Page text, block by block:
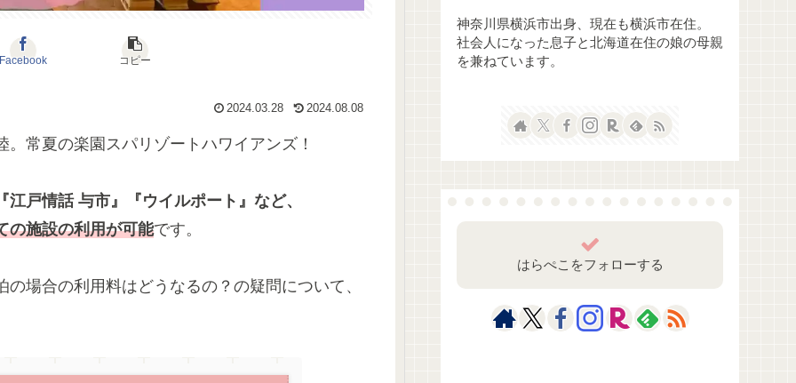
Facebook コピー
2024.03.28 2024.08.08
常夏の楽園スパリゾートハワイアンズ！
戸情話 与市』『ウイルポート』など、
の施設の利用が可能です。
場合の利用料はどうなるの？の疑問について、
神奈川県横浜市出身、現在も横浜市在住。
社会人になった息子と北海道在住の娘の母親
を兼ねています。
はらぺこをフォローする